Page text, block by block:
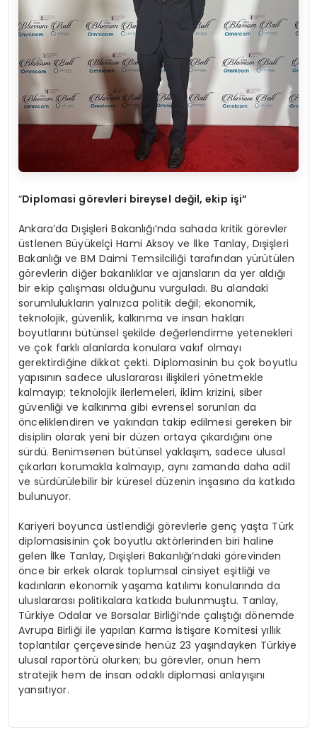
“Diplomasi görevleri bireysel değil, ekip işi”
Ankara’da Dışişleri Bakanlığı’nda sahada kritik görevler
üstlenen Büyükelçi Hami Aksoy ve İlke Tanlay, Dışişleri
Bakanlığı ve BM Daimi Temsilciliği tarafından yürütülen
görevlerin diğer bakanlıklar ve ajansların da yer aldığı
bir ekip çalışması olduğunu vurguladı. Bu alandaki
sorumlulukların yalnızca politik değil; ekonomik,
teknolojik, güvenlik, kalkınma ve insan hakları
boyutlarını bütünsel şekilde değerlendirme yetenekleri
ve çok farklı alanlarda konulara vakıf olmayı
gerektirdiğine dikkat çekti. Diplomasinin bu çok boyutlu
yapısının sadece uluslararası ilişkileri yönetmekle
kalmayıp; teknolojik ilerlemeleri, iklim krizini, siber
güvenliği ve kalkınma gibi evrensel sorunları da
önceliklendiren ve yakından takip edilmesi gereken bir
disiplin olarak yeni bir düzen ortaya çıkardığını öne
sürdü. Benimsenen bütünsel yaklaşım, sadece ulusal
çıkarları korumakla kalmayıp, aynı zamanda daha adil
ve sürdürülebilir bir küresel düzenin inşasına da katkıda
bulunuyor.
Kariyeri boyunca üstlendiği görevlerle genç yaşta Türk
diplomasisinin çok boyutlu aktörlerinden biri haline
gelen İlke Tanlay, Dışişleri Bakanlığı’ndaki görevinden
önce bir erkek olarak toplumsal cinsiyet eşitliği ve
kadınların ekonomik yaşama katılımı konularında da
uluslararası politikalara katkıda bulunmuştu. Tanlay,
Türkiye Odalar ve Borsalar Birliği’nde çalıştığı dönemde
Avrupa Birliği ile yapılan Karma İstişare Komitesi yıllık
toplantılar çerçevesinde henüz 23 yaşındayken Türkiye
ulusal raportörü olurken; bu görevler, onun hem
stratejik hem de insan odaklı diplomasi anlayışını
yansıtıyor.